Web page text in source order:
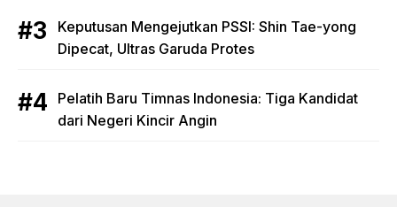
Keputusan Mengejutkan PSSI: Shin Tae-yong
Dipecat, Ultras Garuda Protes
Pelatih Baru Timnas Indonesia: Tiga Kandidat
dari Negeri Kincir Angin